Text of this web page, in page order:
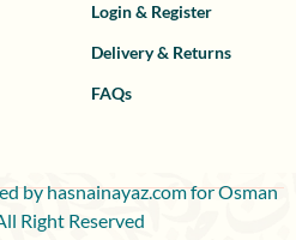
Login & Register
Delivery & Returns
FAQs
by hasnainayaz.com for Osman
Right Reserved